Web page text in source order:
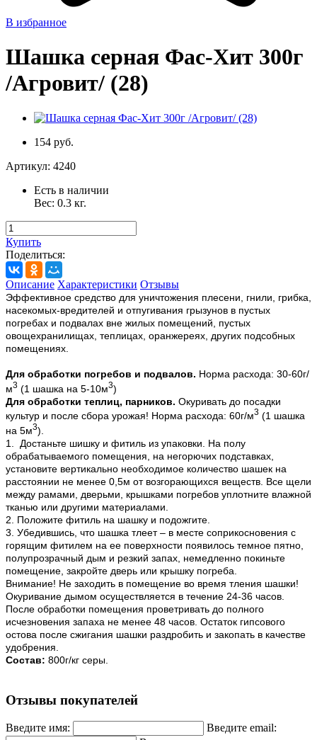
В избранное
Шашка серная Фас-Хит 300г
/Агровит/ (28)
154 руб.
Артикул: 4240
Есть в наличии
Вес: 0.3 кг.
Купить
Поделиться:
Описание Характеристики Отзывы
Эффективное средство для уничтожения плесени, гнили, грибка,
насекомых-вредителей и отпугивания грызунов в пустых
погребах и подвалах вне жилых помещений, пустых
овощехранилищах, теплицах, оранжереях, других подсобных
помещениях.
Для обработки погребов и подвалов. Норма расхода: 30-60г/
м3 (1 шашка на 5-10м3)
Для обработки теплиц, парников. Окуривать до посадки
культур и после сбора урожая! Норма расхода: 60г/м3 (1 шашка
на 5м3).
1. Достаньте шишку и фитиль из упаковки. На полу
обрабатываемого помещения, на негорючих подставках,
установите вертикально необходимое количество шашек на
расстоянии не менее 0,5м от возгорающихся веществ. Все щели
между рамами, дверьми, крышками погребов уплотните влажной
тканью или другими материалами.
2. Положите фитиль на шашку и подожгите.
3. Убедившись, что шашка тлеет – в месте соприкосновения с
горящим фитилем на ее поверхности появилось темное пятно,
полупрозрачный дым и резкий запах, немедленно покиньте
помещение, закройте дверь или крышку погреба.
Внимание! Не заходить в помещение во время тления шашки!
Окуривание дымом осуществляется в течение 24-36 часов.
После обработки помещения проветривать до полного
исчезновения запаха не менее 48 часов. Остаток гипсового
остова после сжигания шашки раздробить и закопать в качестве
удобрения.
Состав: 800г/кг серы.
Отзывы покупателей
Введите имя:
Введите email: